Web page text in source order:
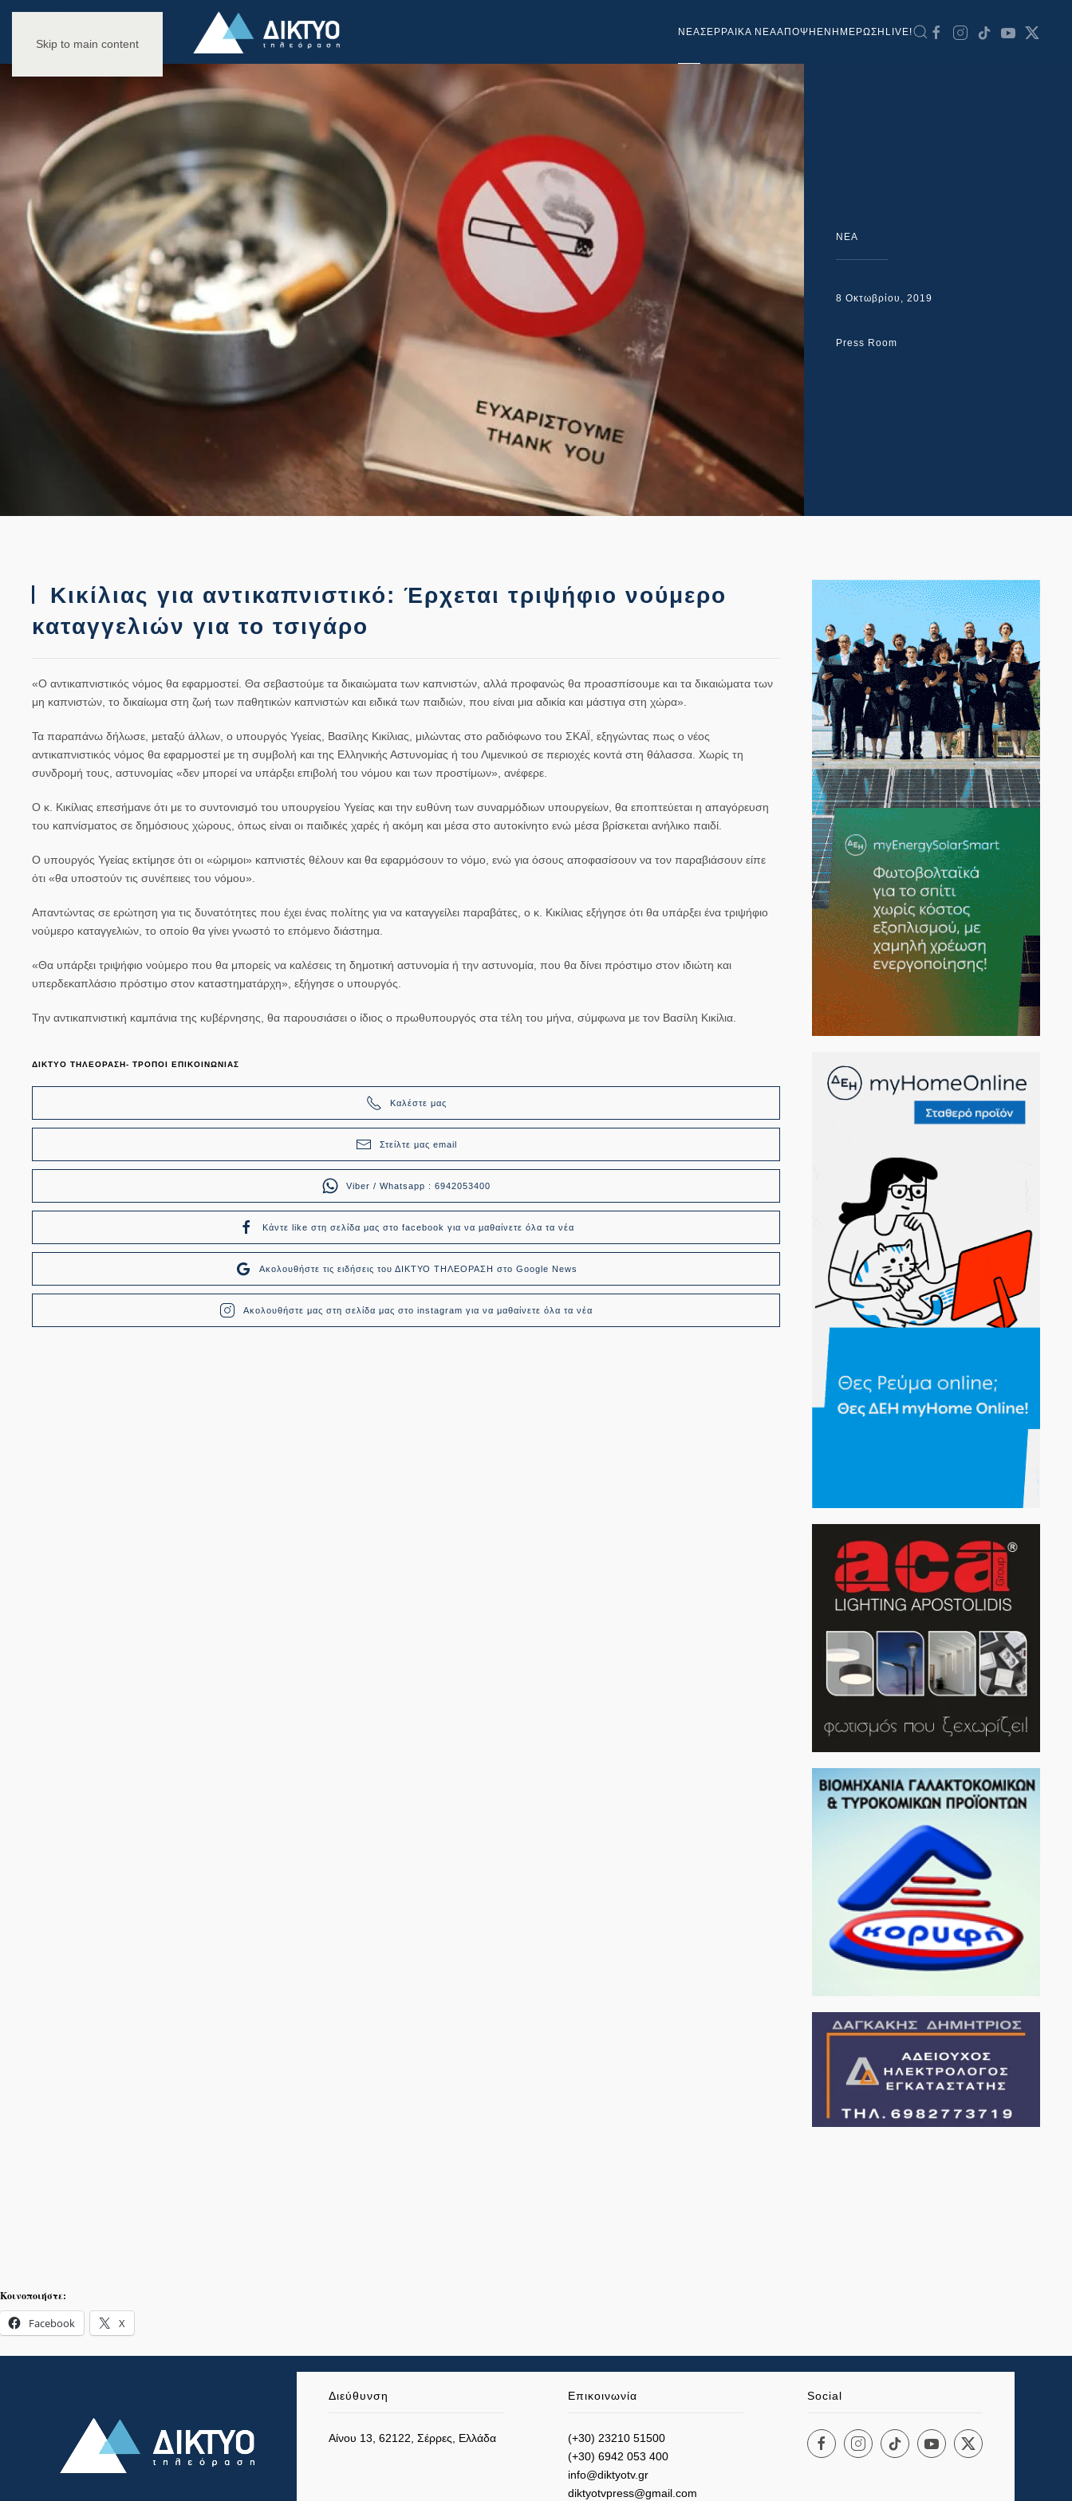
Skip to main content
NEAΣΕΡΡΑΙΚΑ ΝΕΑΑΠΟΨΗ ΕΝΗΜΕΡΩΣΗ LIVE!
NEA
8 Οκτωβρίου, 2019
Press Room
Κικίλιας για αντικαπνιστικό: Έρχεται τριψήφιο νούμερο
καταγγελιών για το τσιγάρο
«Ο αντικαπνιστικός νόμος θα εφαρμοστεί. Θα σεβαστούμε τα δικαιώματα των καπνιστών, αλλά προφανώς θα προασπίσουμε και τα δικαιώματα των
μη καπνιστών, το δικαίωμα στη ζωή των παθητικών καπνιστών και ειδικά των παιδιών, που είναι μια αδικία και μάστιγα στη χώρα».
Τα παραπάνω δήλωσε, μεταξύ άλλων, ο υπουργός Υγείας, Βασίλης Κικίλιας , μιλώντας στο ραδιόφωνο του ΣΚΑΪ, εξηγώντας πως ο νέος
αντικαπνιστικός νόμος θα εφαρμοστεί με τη συμβολή και της Ελληνικής Αστυνομίας ή του Λιμενικού σε περιοχές κοντά στη θάλασσα. Χωρίς τη
συνδρομή τους, αστυνομίας «δεν μπορεί να υπάρξει επιβολή του νόμου και των προστίμων», ανέφερε.
Ο κ. Κικίλιας επεσήμανε ότι με το συντονισμό του υπουργείου Υγείας και την ευθύνη των συναρμόδιων υπουργείων, θα εποπτεύεται η απαγόρευση
του καπνίσματος σε δημόσιους χώρους, όπως είναι οι παιδικές χαρές ή ακόμη και μέσα στο αυτοκίνητο ενώ μέσα βρίσκεται ανήλικο παιδί.
Ο υπουργός Υγείας εκτίμησε ότι οι «ώριμοι» καπνιστές θέλουν και θα εφαρμόσουν το νόμο, ενώ για όσους αποφασίσουν να τον παραβιάσουν είπε
ότι «θα υποστούν τις συνέπειες του νόμου».
Απαντώντας σε ερώτηση για τις δυνατότητες που έχει ένας πολίτης για να καταγγείλει παραβάτες, ο κ. Κικίλιας εξήγησε ότι θα υπάρξει ένα τριψήφιο
νούμερο καταγγελιών, το οποίο θα γίνει γνωστό το επόμενο διάστημα.
«Θα υπάρξει τριψήφιο νούμερο που θα μπορείς να καλέσεις τη δημοτική αστυνομία ή την αστυνομία, που θα δίνει πρόστιμο στον ιδιώτη και
υπερδεκαπλάσιο πρόστιμο στον καταστηματάρχη», εξήγησε ο υπουργός.
Την αντικαπνιστική καμπάνια της κυβέρνησης, θα παρουσιάσει ο ίδιος ο πρωθυπουργός στα τέλη του μήνα, σύμφωνα με τον Βασίλη Κικίλια.
ΔΙΚΤΥΟ ΤΗΛΕΟΡΑΣΗ- ΤΡΟΠΟΙ ΕΠΙΚΟΙΝΩΝΙΑΣ
Καλέστε μας
Στείλτε μας email
Viber / Whatsapp : 6942053400
Κάντε like στη σελίδα μας στο facebook για να μαθαίνετε όλα τα νέα
Ακολουθήστε τις ειδήσεις του ΔΙΚΤΥΟ ΤΗΛΕΟΡΑΣΗ στο Google News
Ακολουθήστε μας στη σελίδα μας στο instagram για να μαθαίνετε όλα τα νέα
Κοινοποιήστε:
Facebook X
Διεύθυνση
Αίνου 13, 62122, Σέρρες, Ελλάδα
Επικοινωνία
(+30) 23210 51500
(+30) 6942 053 400
info@diktyotv.gr
diktyotvpress@gmail.com
Social